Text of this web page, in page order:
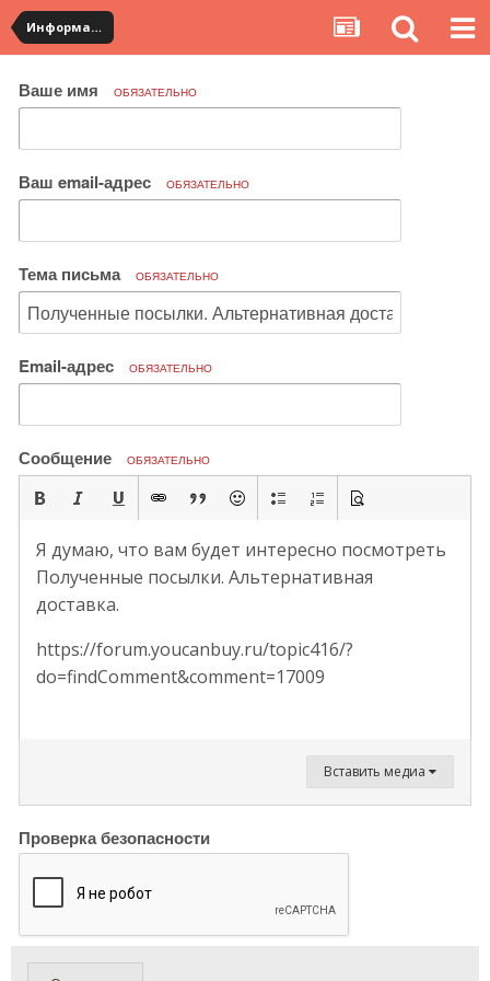
Информация по полученным посылкам
Ваше имя ОБЯЗАТЕЛЬНО
Ваш email-адрес ОБЯЗАТЕЛЬНО
Тема письма ОБЯЗАТЕЛЬНО
Email-адрес ОБЯЗАТЕЛЬНО
Сообщение ОБЯЗАТЕЛЬНО
Я думаю, что вам будет интересно посмотреть
Полученные посылки. Альтернативная
доставка.
https://forum.youcanbuy.ru/topic416/?
do=findComment&comment=17009
Вставить медиа
Проверка безопасности